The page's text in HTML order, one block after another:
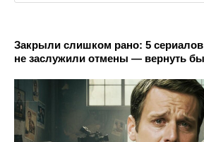
Закрыли слишком рано: 5
не заслужили отмены — вернуть